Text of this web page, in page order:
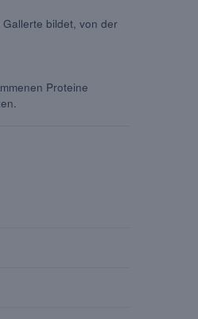
bildet, von der
Proteine